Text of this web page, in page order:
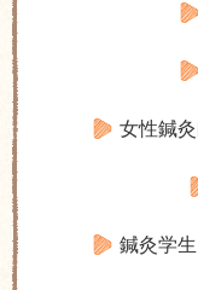
女性鍼
鍼灸学